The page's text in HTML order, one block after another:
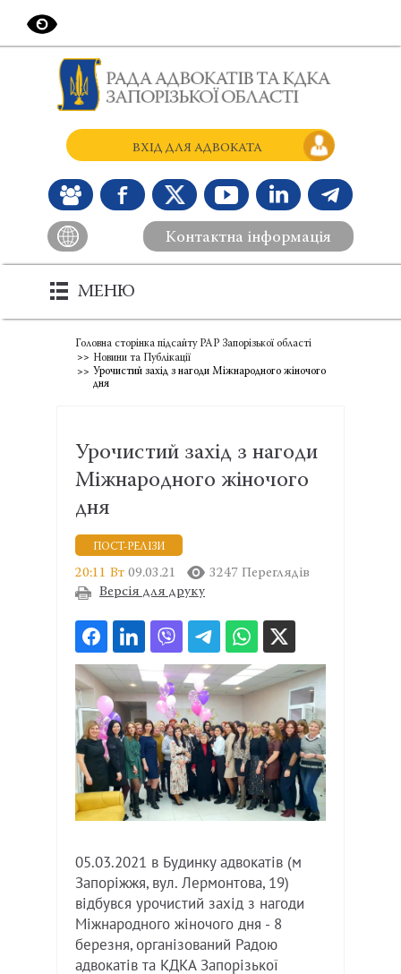
Контактна інформація
ВХІД ДЛЯ АДВОКАТА
МЕНЮ
Головна сторінка підсайту РАР Запорізької області
Новини та Публікації
Урочистий захід з нагоди Міжнародного жіночого
дня
Урочистий захід з нагоди
Міжнародного жіночого
дня
ПОСТ-РЕЛІЗИ
20:11 Вт 09.03.21
3247 Переглядів
Версія для друку
05.03.2021 в Будинку адвокатів (м
Запоріжжя, вул. Лермонтова, 19)
відбувся урочистий захід з нагоди
Міжнародного жіночого дня - 8
березня, організований Радою
адвокатів та КДКА Запорізької